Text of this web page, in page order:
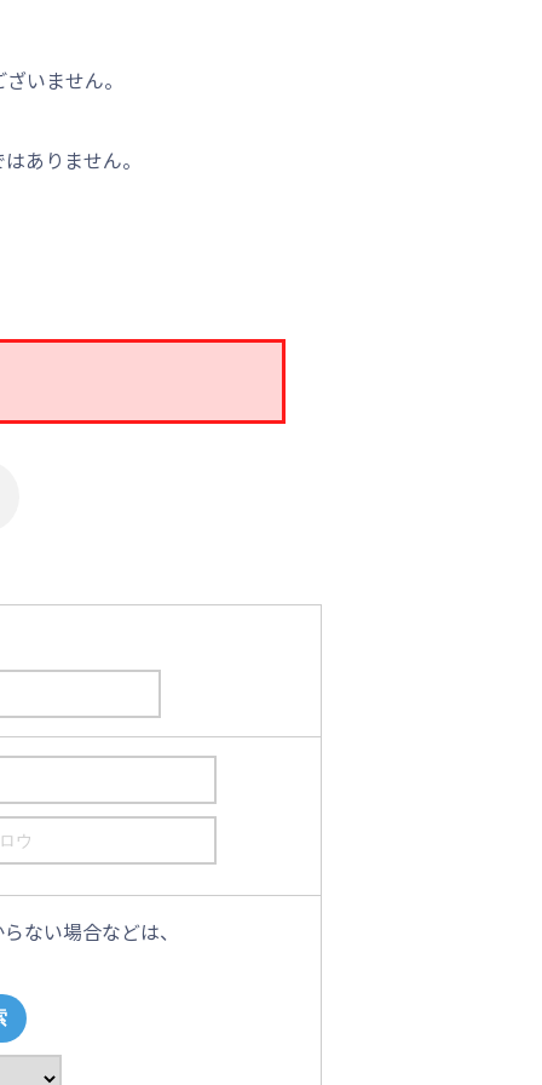
いません。
ありません。
ない場合などは、